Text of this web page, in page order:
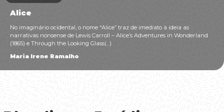
Alice
No imaginário ocidental, o nome “Alice” traz de imediato à ideia as
narrativas nonsense de Lewis Carroll – Alice’s Adventures in Wonderland
(1865) e Through the Looking Glass(...)
Maria Irene Ramalho